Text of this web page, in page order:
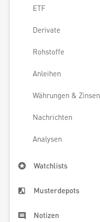
ETF
Derivate
Rohstoffe
Anleihen
Währungen & Zinsen
Nachrichten
Analysen
Watchlists
Musterdepots
Notizen